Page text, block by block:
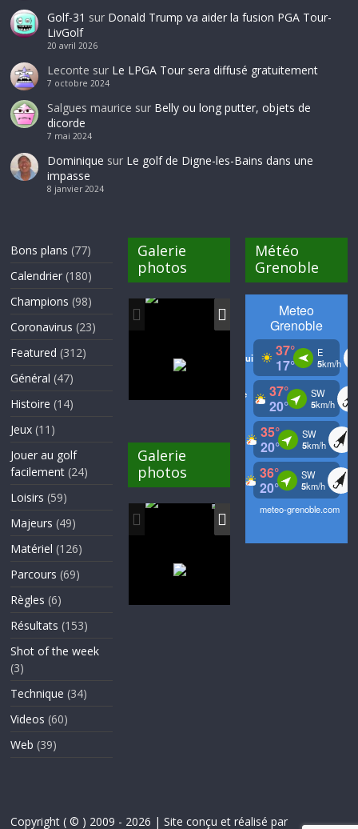
Golf-31 sur Donald Trump va aider la fusion PGA Tour-
LivGolf
20 avril 2026
Leconte sur Le LPGA Tour sera diffusé gratuitement
7 octobre 2024
Salgues maurice sur Belly ou long putter, objets de
dicorde
7 mai 2024
Dominique sur Le golf de Digne-les-Bains dans une
impasse
8 janvier 2024
Bons plans (77)
Calendrier (180)
Champions (98)
Coronavirus (23)
Featured (312)
Général (47)
Histoire (14)
Jeux (11)
Jouer au golf
facilement (24)
Loisirs (59)
Majeurs (49)
Matériel (126)
Parcours (69)
Règles (6)
Résultats (153)
Shot of the week
(3)
Technique (34)
Videos (60)
Web (39)
Galerie
photos
Galerie
photos
Météo
Grenoble
Copyright ( © ) 2009 - 2026 | Site conçu et réalisé par